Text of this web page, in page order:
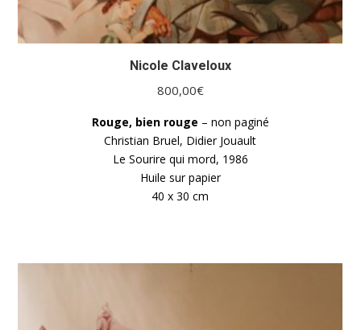
Nicole Claveloux
800,00€
Rouge, bien rouge – non paginé
Christian Bruel, Didier Jouault
Le Sourire qui mord, 1986
Huile sur papier
40 x 30 cm